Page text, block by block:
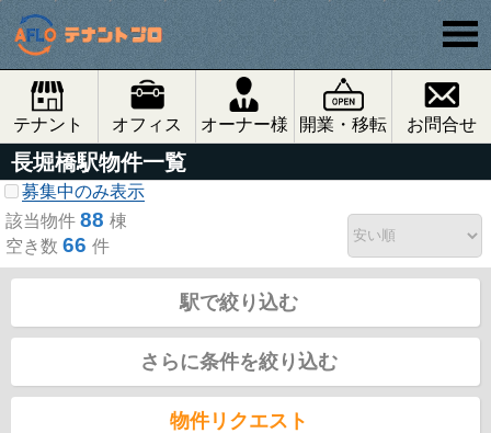
テナント オフィス オーナー様 開業・移転 お問合せ
長堀橋駅物件一覧
募集中のみ表示
該当物件 88 棟
空き数 66 件
駅で絞り込む
さらに条件を絞り込む
物件リクエスト